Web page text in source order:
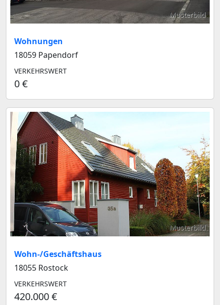
Musterbild
Wohnungen
18059 Papendorf
VERKEHRSWERT
0 €
Musterbild
Wohn-/Geschäftshaus
18055 Rostock
VERKEHRSWERT
420.000 €